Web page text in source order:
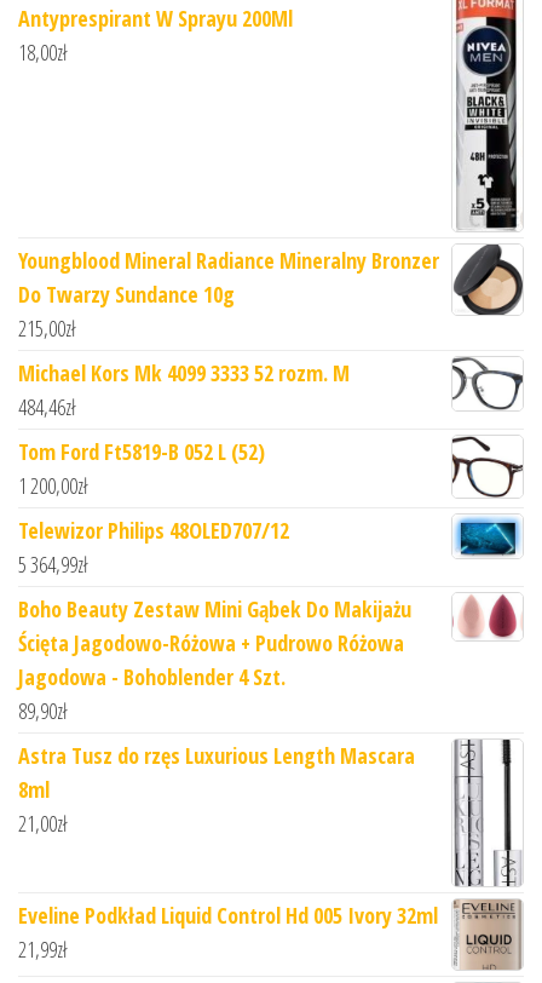
Antyprespirant W Sprayu 200Ml
18,00zł
Youngblood Mineral Radiance Mineralny Bronzer
Do Twarzy Sundance 10g
215,00zł
Michael Kors Mk 4099 3333 52 rozm. M
484,46zł
Tom Ford Ft5819-B 052 L (52)
1 200,00zł
Telewizor Philips 48OLED707/12
5 364,99zł
Boho Beauty Zestaw Mini Gąbek Do Makijażu
Ścięta Jagodowo-Różowa + Pudrowo Różowa
Jagodowa - Bohoblender 4 Szt.
89,90zł
Astra Tusz do rzęs Luxurious Length Mascara
8ml
21,00zł
Eveline Podkład Liquid Control Hd 005 Ivory 32ml
21,99zł